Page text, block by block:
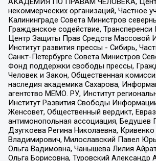
некоммерческих организаций, Частное
Калининграде Совета Министров
Гражданское содействие, Трансперенси
Центр Защиты Прав Средств Массовой
Институт развития прессы - Сибирь,
Санкт-Петербурге Совета Министров
Фонд поддержки свободы прессы,
Человек и Закон, Общественная
наследия академика Сахарова,
агентство МЕМО. РУ, Институт
Институт Развития Свободы
Женсовет, Общественный вердикт,
антимонопольная ассоциация, Бедушев
Дзугкоева Регина Николаевна, Кривенко
Владимирович, Милославский Павел
Ольга Вадимовна, Чанышева Лилия
Ольга Борисовна, Туровский Александр